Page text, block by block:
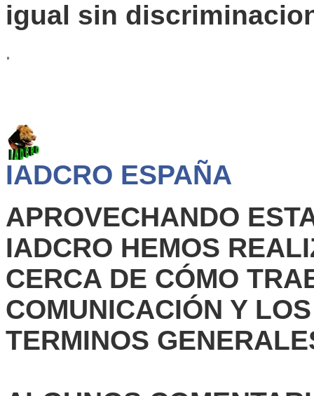
igual sin
IADCRO ESPAÑA
APROVECHANDO
IADCRO HEMOS
CERCA DE CÓMO
COMUNICACIÓN Y
TERMINOS